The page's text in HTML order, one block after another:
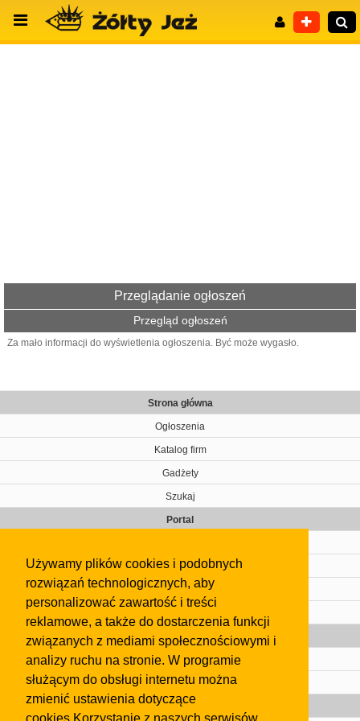
Używamy plików cookies i podobnych
rozwiązań technologicznych, aby
personalizować zawartość i treści
reklamowe, a także do dostarczenia funkcji
związanych z mediami społecznościowymi i
analizy ruchu na stronie. W programie
służącym do obsługi internetu można
zmienić ustawienia dotyczące
Przeglądanie ogłoszeń
Przegląd ogłoszeń
Za mało informacji do wyświetlenia ogłoszenia. Być może wygasło.
Strona główna
Ogłoszenia
Katalog firm
Gadżety
Szukaj
Portal
Kontakt
Regulamin
Gazeta
Olkusz
Kontakt
Strefa dla biznesu